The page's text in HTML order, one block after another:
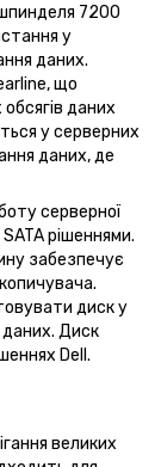
7200
у
даних.
що
даних
у серверних
даних, де
серверної
рішеннями.
забезпечує
диск у
даних. Диск
Dell.
великих